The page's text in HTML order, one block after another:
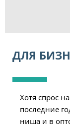
ДЛЯ
Хотя спрос
последние
ниша и в